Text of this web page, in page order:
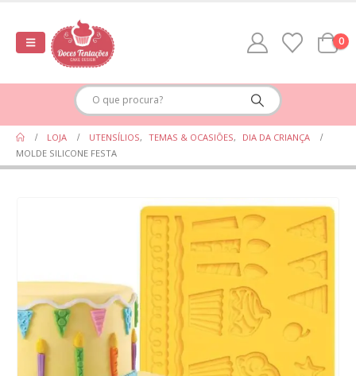
0
LOJA UTENSÍLIOS, TEMAS & OCASIÕES,
DIA DA CRIANÇA
MOLDE SILICONE FESTA